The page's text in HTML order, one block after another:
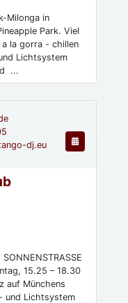
Milonga in
Park. Viel
la gorra - chillen
Lichtsystem
...
15.25 – 18.30
auf Münchens
und Lichtsystem
dj.eu